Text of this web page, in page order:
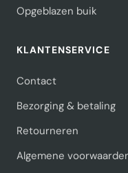
Opgeblazen buik
KLANTENSERVICE
Contact
Bezorging & betaling
Retourneren
Algemene